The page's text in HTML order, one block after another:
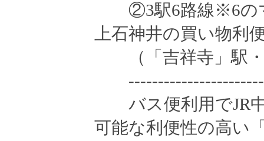
②3駅6路線※6のマ
上石神井の買い物利
（「吉祥寺」駅・
バス便利用でJR中
可能な利便性の高い